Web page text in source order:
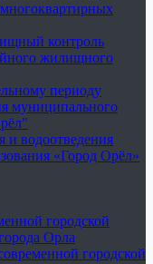
контроль
жилищного
периоду
муниципального
и водоотведения
«Город Орёл»
городской
Орла
городской